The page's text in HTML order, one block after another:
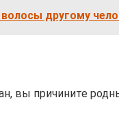
другому
вы причините